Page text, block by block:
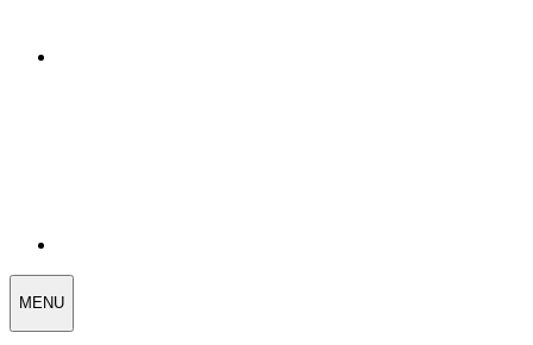
SELECT
MENU